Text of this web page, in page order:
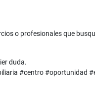
o profesionales que
duda.
#centro #oportunidad